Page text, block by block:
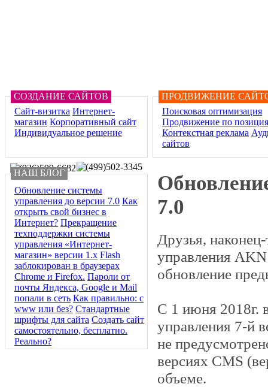
Сайт-визитка Интернет-
магазин Корпоративный сайт
Индивидуальное решение
СОЗДАНИЕ САЙТОВ
Поисковая оптимизация
Продвижение по
Контекстная реклама
сайтов
ПРОДВИЖЕНИЕ
НАШ БЛОГ
Обновление системы
управления до версии 7.0 Как
открыть свой бизнес в
Интернет? Прекращение
техподдержки системы
управления «Интернет-
магазин» версии 1.х Flash
заблокирован в браузерах
Chrome и Firefox. Пароли от
почты Яндекса, Google и Mail
попали в сеть Как правильно: с
www или без? Стандартные
шрифты для сайта Создать сайт
самостоятельно, бесплатно.
Реально?
7.0
Друзья,
управления
обновление
С 1 июня 2018г.
управления 7-й
не
версиях CMS
объеме.